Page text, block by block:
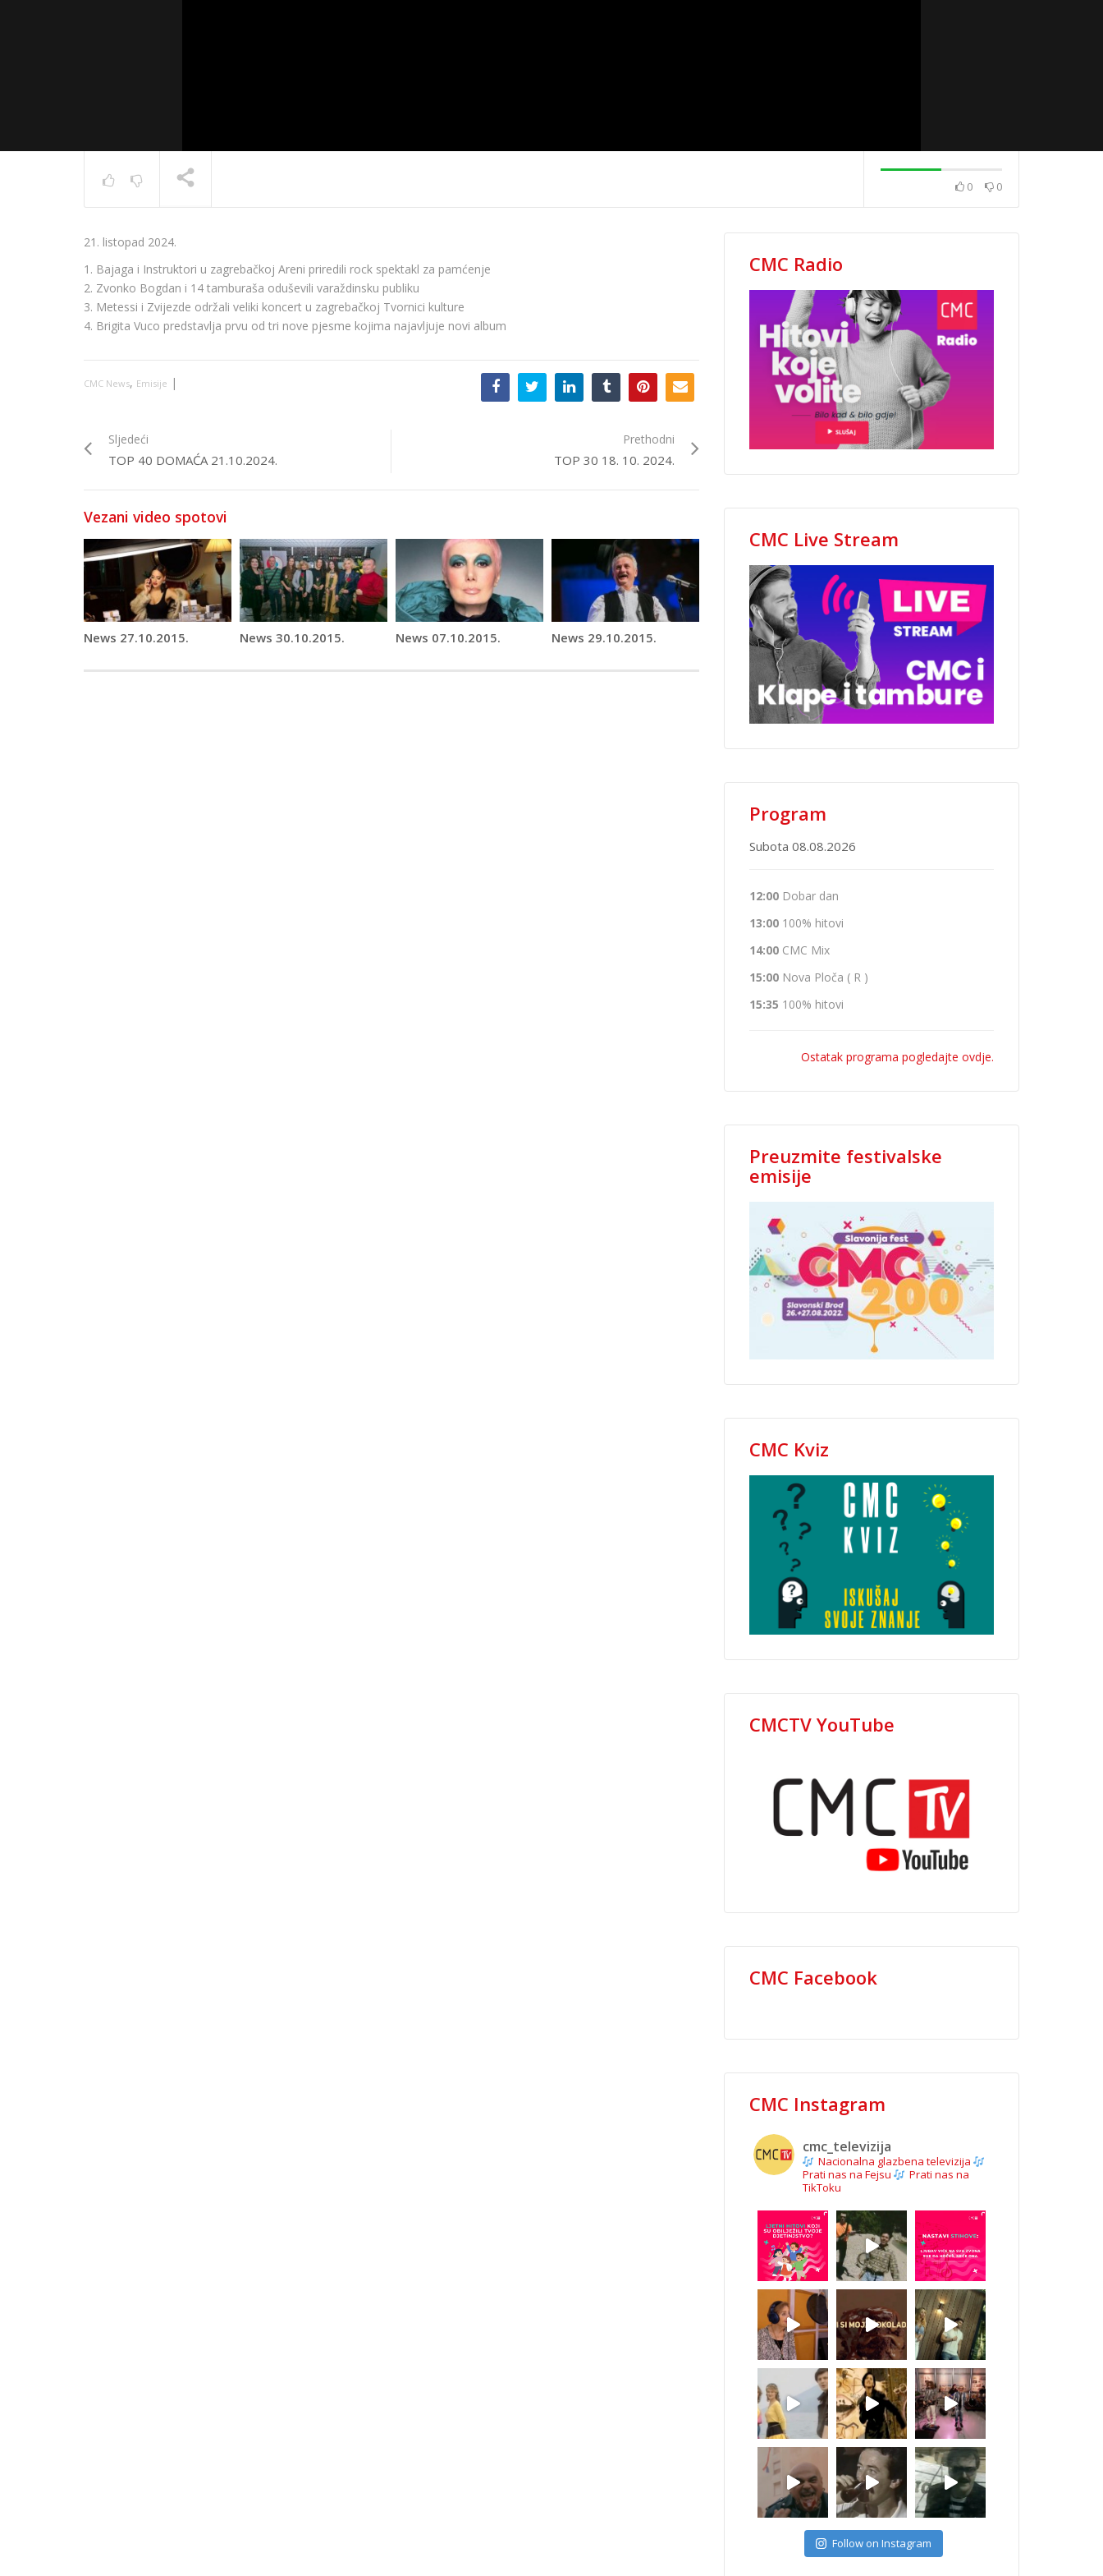
TRENUTNO SE PRIKAZUJE
0 0
21. listopad 2024.
1. Bajaga i Instruktori u zagrebačkoj Areni priredili rock spektakl za pamćenje
2. Zvonko Bogdan i 14 tamburaša oduševili varaždinsku publiku
3. Metessi i Zvijezde održali veliki koncert u zagrebačkoj Tvornici kulture
4. Brigita Vuco predstavlja prvu od tri nove pjesme kojima najavljuje novi album
CMC News, Emisije |
Sljedeći
TOP 40 DOMAĆA 21.10.2024.
Prethodni
TOP 30 18. 10. 2024.
Vezani video spotovi
News 27.10.2015. News 30.10.2015. News 07.10.2015. News 29.10.2015.
CMC Radio
CMC Live Stream
Program
Subota 08.08.2026
12:00 Dobar dan
13:00 100% hitovi
14:00 CMC Mix
15:00 Nova Ploča ( R )
15:35 100% hitovi
Ostatak programa pogledajte ovdje.
Preuzmite festivalske
emisije
CMC Kviz
CMCTV YouTube
CMC Facebook
CMC Instagram
cmc_televizija
Nacionalna glazbena televizija
Prati nas na Fejsu
Prati nas na
TikToku
Follow on Instagram